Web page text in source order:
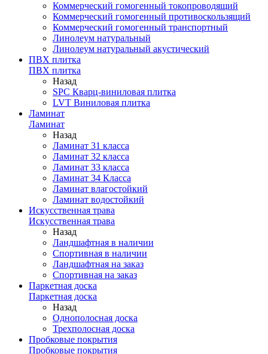
Коммерческий гомогенный токопроводящий
Коммерческий гомогенный противоскользящий
Коммерческий гомогенный транспортный
Линолеум натуральный
Линолеум натуральный акустический
ПВХ плитка
ПВХ плитка
Назад
SPC Кварц-виниловая плитка
LVT Виниловая плитка
Ламинат
Ламинат
Назад
Ламинат 31 класса
Ламинат 32 класса
Ламинат 33 класса
Ламинат 34 Класса
Ламинат влагостойкий
Ламинат водостойкий
Искусственная трава
Искусственная трава
Назад
Ландшафтная в наличии
Спортивная в наличии
Ландшафтная на заказ
Спортивная на заказ
Паркетная доска
Паркетная доска
Назад
Однополосная доска
Трехполосная доска
Пробковые покрытия
Пробковые покрытия